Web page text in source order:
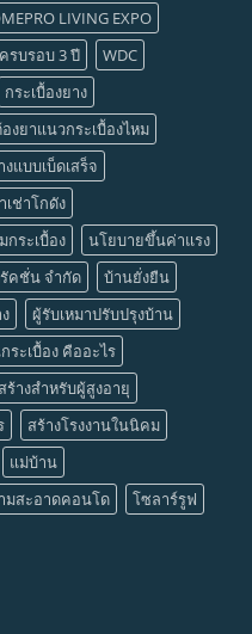
LIVING EXPO
รบรอบ 3 ปี
WDC
กระเบื้องยาง
งยาแนวกระเบื้องไหม
แบบเบ็ดเสร็จ
ช่าโกดัง
กระเบื้อง
นโยบายขึ้นค่าแรง
คชั่น จำกัด
บ้านยั่งยืน
ผู้รับเหมาปรับปรุงบ้าน
ระเบื้อง คืออะไร
างสำหรับผู้สูงอายุ
สร้างโรงงานในนิคม
แม่บ้าน
มสะอาดคอนโด
โซลาร์รูฟ